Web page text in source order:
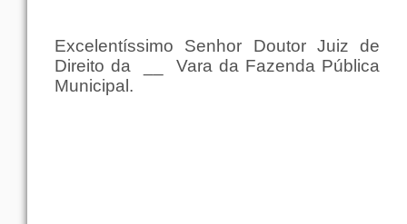
Excelentíssimo Senhor Doutor Juiz de
Direito da Vara da Fazenda Pública
Municipal.